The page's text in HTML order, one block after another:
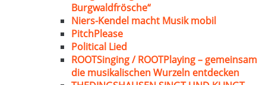
Burgwaldfrösche“
Niers-Kendel macht Musik mobil
PitchPlease
Political Lied
ROOTSinging / ROOTPlaying – gemeinsam
die musikalischen Wurzeln entdecken